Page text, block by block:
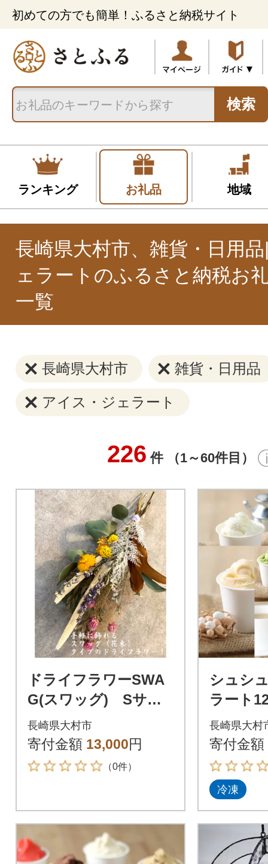
初めての方でも簡単！ふるさと納税サイト
検索
ランキング お礼品 地域
長崎県大村市、雑貨・日用
ェラートのふるさと納税お
一覧
長崎県大村市 雑貨・日用品
アイス・ジェラート
226 件 （1～60件目）
ドライフラワーSWA
G(スワッグ) Sサイ
ズ
長崎県大村市
寄付金額 13,000円
（0件）
シュシ
ラート
長崎県大村
寄付金額
冷凍